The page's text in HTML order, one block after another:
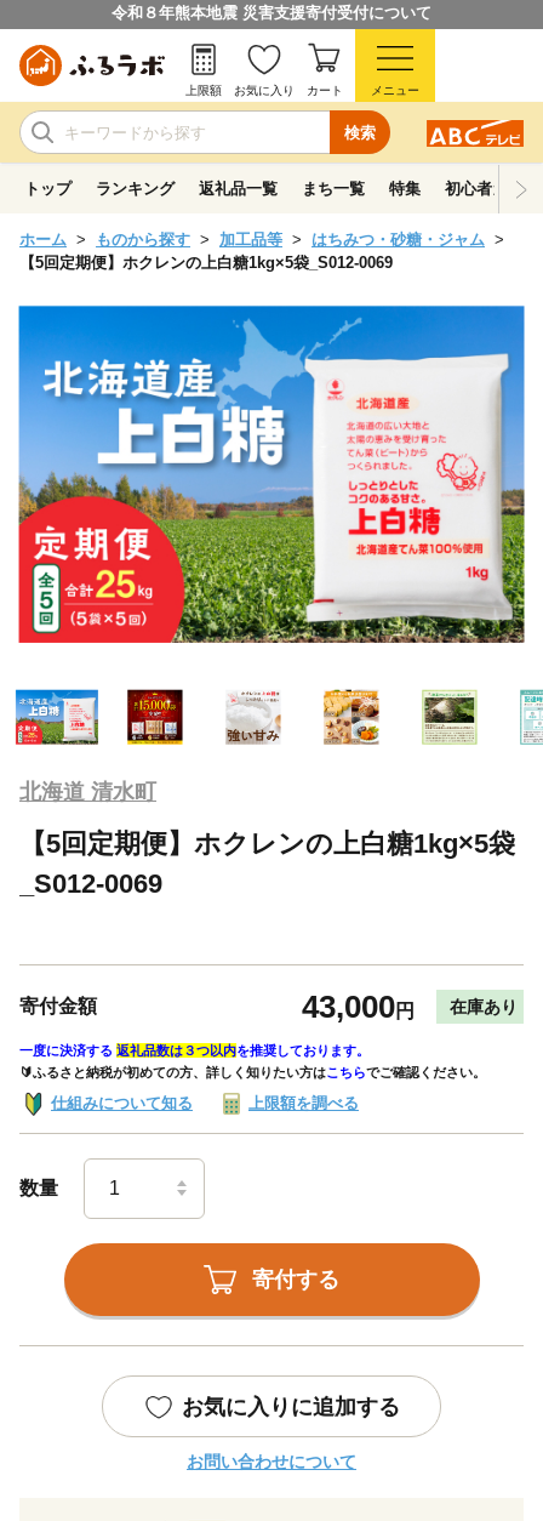
令和８年熊本地震 災害支援寄付受付について
検索
上限額 お気に入り カート メニュー
トップ ランキング 返礼品一覧 まち一覧 特集 初心者ガイド
ホーム ものから探す 加工品等
はちみつ・砂糖・ジャム
【5回定期便】ホクレンの上白糖1kg×5袋_S012-0069
北海道 清水町
【5回定期便】ホクレンの上白糖1kg×5袋
_S012-0069
寄付金額 43,000円 在庫あり
一度に決済する 返礼品数は３つ以内を推奨しております。
🔰ふるさと納税が初めての方、詳しく知りたい方はこちらでご確認ください。
仕組みについて知る 上限額を調べる
数量
寄付する
お気に入りに追加する
お問い合わせについて